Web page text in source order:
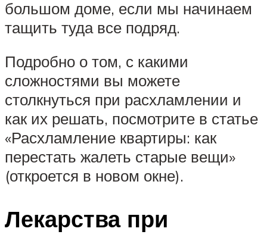
большом доме, если мы начинаем
тащить туда все подряд.
Подробно о том, с какими
сложностями вы можете
столкнуться при расхламлении и
как их решать, посмотрите в статье
«Расхламление квартиры: как
перестать жалеть старые вещи»
(откроется в новом окне).
Лекарства при